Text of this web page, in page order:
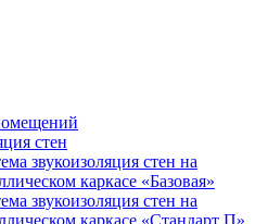
стен
звукоизоляция стен на
каркасе «Базовая»
звукоизоляция стен на
каркасе «Стандарт П»